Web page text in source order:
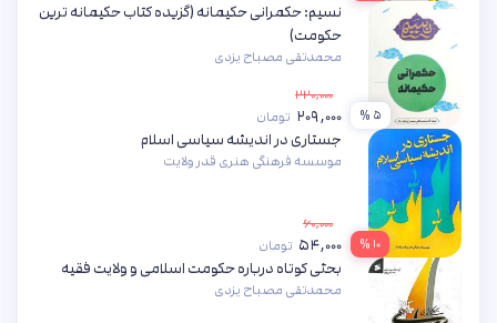
۵ %
نسیم: حکمرانی حکیمانه (گزیده کتاب حکیمانه ترین
حکومت)
محمدتقی مصباح یزدی
۲۲۰,۰۰۰
۲۰۹,۰۰۰ تومان
۱۰ %
جستاری در اندیشه سیاسی اسلام
موسسه فرهنگی هنری قدر ولایت
۶۰,۰۰۰
۵۴,۰۰۰ تومان
بحثی کوتاه درباره حکومت اسلامی و ولایت فقیه
محمدتقی مصباح یزدی